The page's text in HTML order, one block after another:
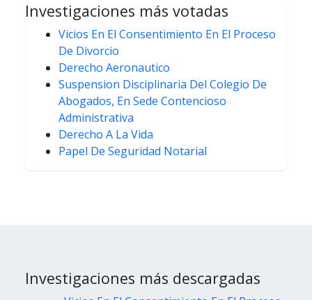
Investigaciones más votadas
Vicios En El Consentimiento En El Proceso
De Divorcio
Derecho Aeronautico
Suspension Disciplinaria Del Colegio De
Abogados, En Sede Contencioso
Administrativa
Derecho A La Vida
Papel De Seguridad Notarial
Investigaciones más descargadas